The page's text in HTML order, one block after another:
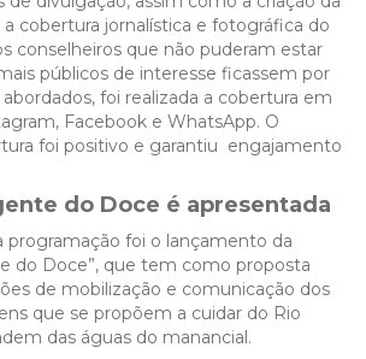
cobertura jornalística e fotográfica do
conselheiros que não puderam estar
públicos de interesse ficassem por
foi realizada a cobertura em
Facebook e WhatsApp. O
foi positivo e garantiu engajamento
do Doce é apresentada
programação foi o lançamento da
do Doce”, que tem como proposta
de mobilização e comunicação dos
que se propõem a cuidar do Rio
das águas do manancial.